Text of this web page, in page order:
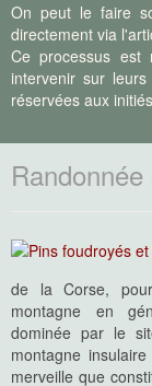
On peut le faire
directement via
Ce processus est
intervenir sur
réservées aux
de la Corse,
montagne en
dominée par le
montagne
merveille que